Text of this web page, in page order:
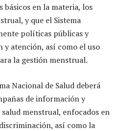
básicos en la materia, los
y que el Sistema
políticas públicas y
y atención, así como el uso
la gestión menstrual.
Nacional de Salud deberá
de información y
menstrual, enfocados en
así como la